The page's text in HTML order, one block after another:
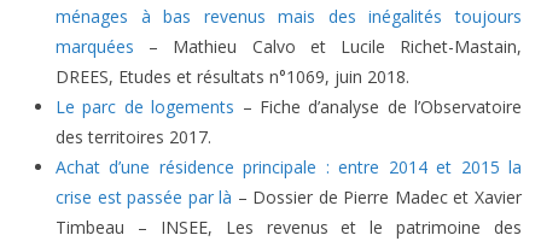
ménages à bas revenus mais des inégalités toujours
marquées – Mathieu Calvo et Lucile Richet-Mastain,
DREES, Etudes et résultats n°1069, juin 2018.
Le parc de logements – Fiche d’analyse de l’Observatoire
des territoires 2017.
Achat d’une résidence principale : entre 2014 et 2015 la
crise est passée par là – Dossier de Pierre Madec et Xavier
Timbeau – INSEE, Les revenus et le patrimoine des